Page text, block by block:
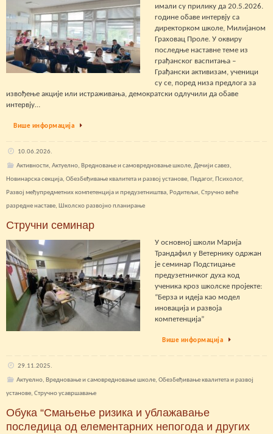
имали су прилику да 20.5.2026.
године обаве интервју са
директорком школе, Милијаном
Граховац Проле. У оквиру
последње наставне теме из
грађанског васпитања –
Грађански активизам, ученици
су се, поред низа предлога за
извођење акције или истраживања, демократски одлучили да обаве
интервју…
Више информација
10.06.2026.
Активности, Актуелно, Вредновање и самовредновање школе, Дечији савез,
Новинарска секција, Обезбеђивање квалитета и развој установе, Педагог, Психолог,
Развој међупредметних компетенција и предузетништва, Родитељи, Стручно веће
разредне наставе, Школско развојно планирање
Стручни семинар
У основној школи Марија
Трандафил у Ветернику одржан
је семинар Подстицање
предузетничког духа код
ученика кроз школске пројекте:
“Берза и идеја као модел
иновација и развоја
компетенција”
Више информација
29.11.2025.
Актуелно, Вредновање и самовредновање школе, Обезбеђивање квалитета и развој
установе, Стручно усавршавање
Обука “Смањење ризика и ублажавање
последица од елементарних непогода и других